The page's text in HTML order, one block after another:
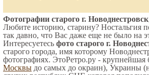
Фотографии старого г. Новоднестровск
Любите историю, старину? Ностальгия
так давно, что Вас даже еще не было на
Интересуетесь фото старого г.
старого города, имя которому
фотографиях. ЭтоРетро.ру - крупнейшая
Москвы до самых до окраин), Украины